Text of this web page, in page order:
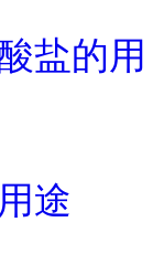
盐的用
途